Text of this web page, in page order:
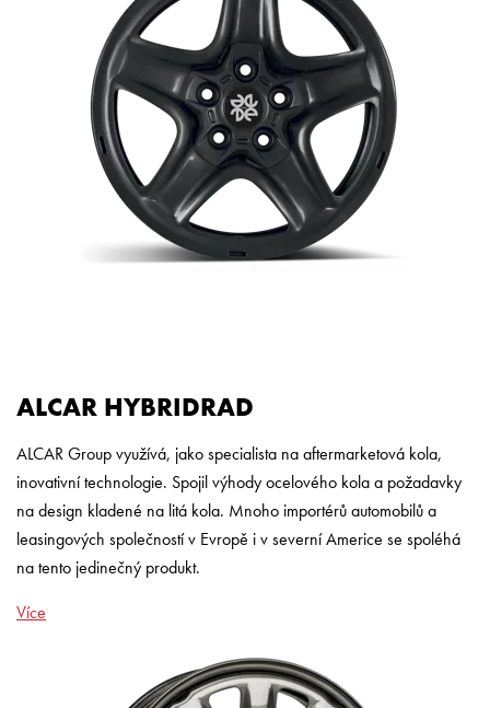
ALCAR HYBRIDRAD
ALCAR Group využívá, jako specialista na aftermarketová kola,
inovativní technologie. Spojil výhody ocelového kola a požadavky
na design kladené na litá kola. Mnoho importérů automobilů a
leasingových společností v Evropě i v severní Americe se spoléhá
na tento jedinečný produkt.
Více